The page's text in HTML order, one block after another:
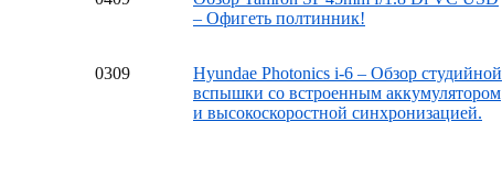
– Офигеть полтинник!
0309
Hyundae Photonics i-6 – Обзор студийной
вспышки со встроенным аккумулятором
и высокоскоростной синхронизацией.